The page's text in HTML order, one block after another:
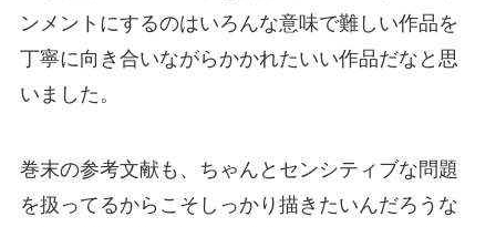
ンメントにするのはいろんな意味で難しい作品を
丁寧に向き合いながらかかれたいい作品だなと思
いました。
巻末の参考文献も、ちゃんとセンシティブな問題
を扱ってるからこそしっかり描きたいんだろうな